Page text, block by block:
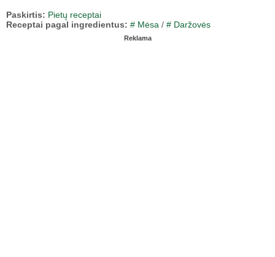
Paskirtis: Pietų receptai
Receptai pagal ingredientus: # Mėsa / # Daržovės
Reklama